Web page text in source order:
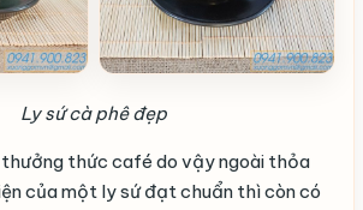
Ly sứ cà phê đẹp
thưởng thức café do vậy ngoài thỏa
của một ly sứ đạt chuẩn thì còn có